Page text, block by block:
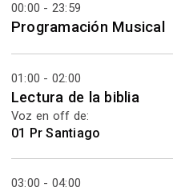
00:00 - 23:59
Programación Musical
01:00 - 02:00
Lectura de la biblia
Voz en off de:
01 Pr Santiago
03:00 - 04:00